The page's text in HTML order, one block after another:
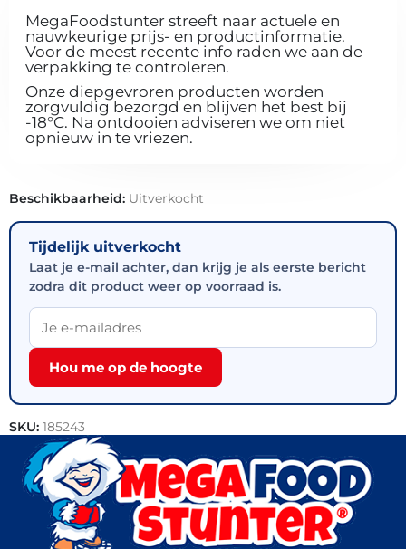
MegaFoodstunter streeft naar actuele en
nauwkeurige prijs- en productinformatie.
Voor de meest recente info raden we aan de
verpakking te controleren.
Onze diepgevroren producten worden
zorgvuldig bezorgd en blijven het best bij
-18°C. Na ontdooien adviseren we om niet
opnieuw in te vriezen.
Beschikbaarheid: Uitverkocht
Tijdelijk uitverkocht
Laat je e-mail achter, dan krijg je als eerste bericht
zodra dit product weer op voorraad is.
Hou me op de hoogte
SKU: 185243
Categorie: Vegetarisch